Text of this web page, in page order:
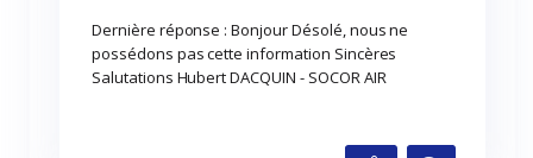
Dernière réponse : Bonjour Désolé, nous ne
possédons pas cette information Sincères
Salutations Hubert DACQUIN - SOCOR AIR